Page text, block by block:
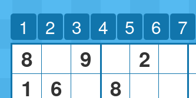
1 2 3 4 5 6 7
8 9
2
1
6
8